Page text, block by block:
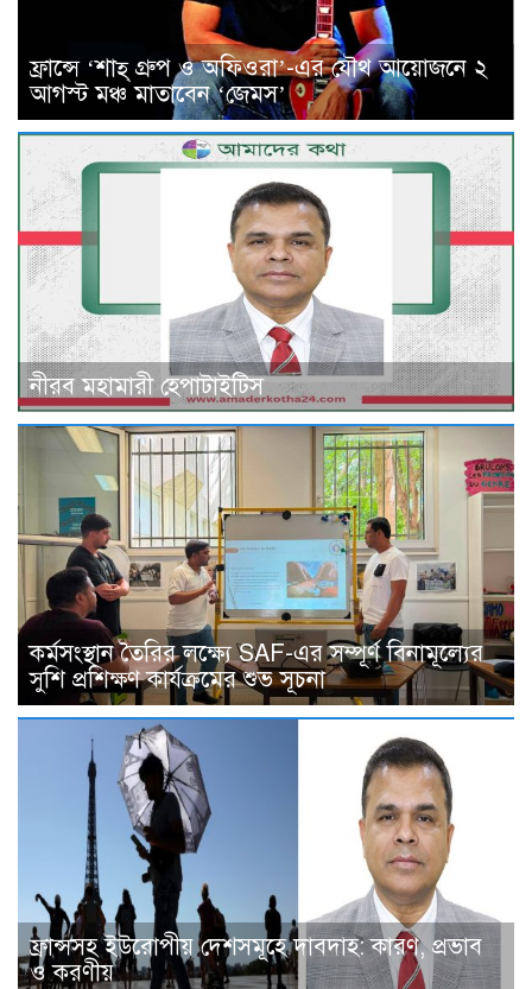
ফ্রান্সে ‘শাহ্ গ্রুপ ও অফিওরা’-এর যৌথ আয়োজনে ২
আগস্ট মঞ্চ মাতাবেন ‘জেমস’
নীরব মহামারী হেপাটাইটিস
কর্মসংস্থান তৈরির লক্ষ্যে SAF-এর সম্পূর্ণ বিনামূল্যের
সুশি প্রশিক্ষণ কার্যক্রমের শুভ সূচনা
ফ্রান্সসহ ইউরোপীয় দেশসমূহে দাবদাহ: কারণ, প্রভাব
ও করণীয়